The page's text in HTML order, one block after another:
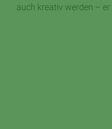
auch kreativ werden –